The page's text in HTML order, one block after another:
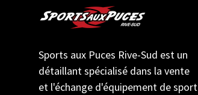
Sports aux Puces Rive-Sud est un
détaillant spécialisé dans la vente
et l'échange d'équipement de sport